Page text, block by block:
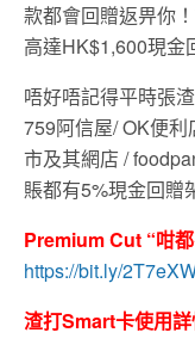
款都會回贈返畀你
高達HK$1,600現金
唔好唔記得平時張
759阿信屋/ OK便利
市及其網店 /
賬都有5%現金回贈
Premium Cut “咁
https://bit.ly/
渣打Smart卡使用詳